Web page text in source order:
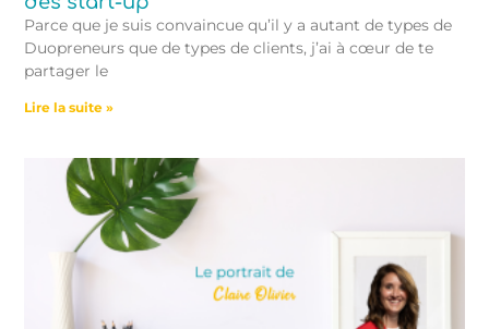
Parce que je suis convaincue qu’il y a autant de types de
Duopreneurs que de types de clients, j’ai à cœur de te
partager le
Lire la suite »